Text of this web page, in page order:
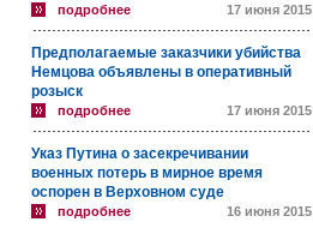
подробнее 17 июня 2015
Предполагаемые заказчики убийства
Немцова объявлены в оперативный
розыск
подробнее 17 июня 2015
Указ Путина о засекречивании
военных потерь в мирное время
оспорен в Верховном суде
подробнее 16 июня 2015